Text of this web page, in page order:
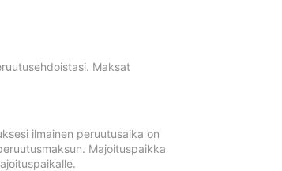
Maksat
ilmainen peruutusaika on
Majoituspaikka